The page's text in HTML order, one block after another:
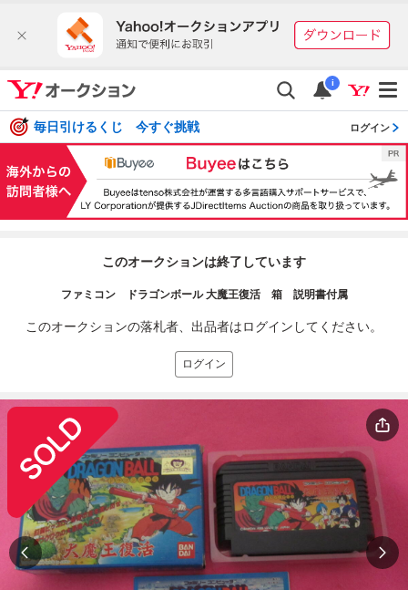
i
毎日引けるくじ 今すぐ挑戦 ログイン
このオークションは終了しています
ファミコン ドラゴンボール 大魔王復活 箱 説明書付属
このオークションの落札者、出品者はログインしてください。
ログイン